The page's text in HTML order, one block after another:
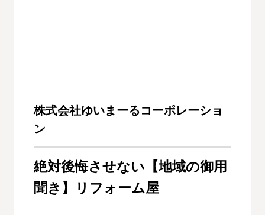
株式会社ゆいまーるコーポレーショ
ン
絶対後悔させない【地域の御用
聞き】リフォーム屋